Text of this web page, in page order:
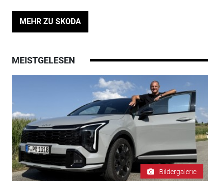
MEHR ZU SKODA
MEISTGELESEN
Bildergalerie